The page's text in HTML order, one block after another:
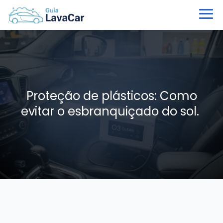
Proteção de plásticos: Como
evitar o esbranquiçado do sol.